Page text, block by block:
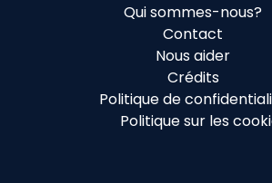
Qui sommes-nous?
Contact
Nous aider
Crédits
Politique de
Politique sur les